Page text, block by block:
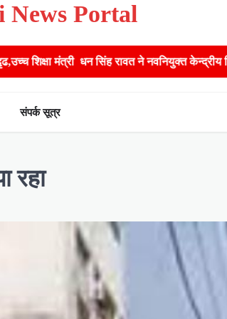
News Portal
रावत ने नवनियुक्त केन्द्रीय शिक्षा मंत्री से की मुलाकात
संपर्क सूत्र
रहा